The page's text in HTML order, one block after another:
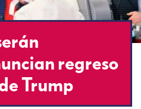
regreso
Trump